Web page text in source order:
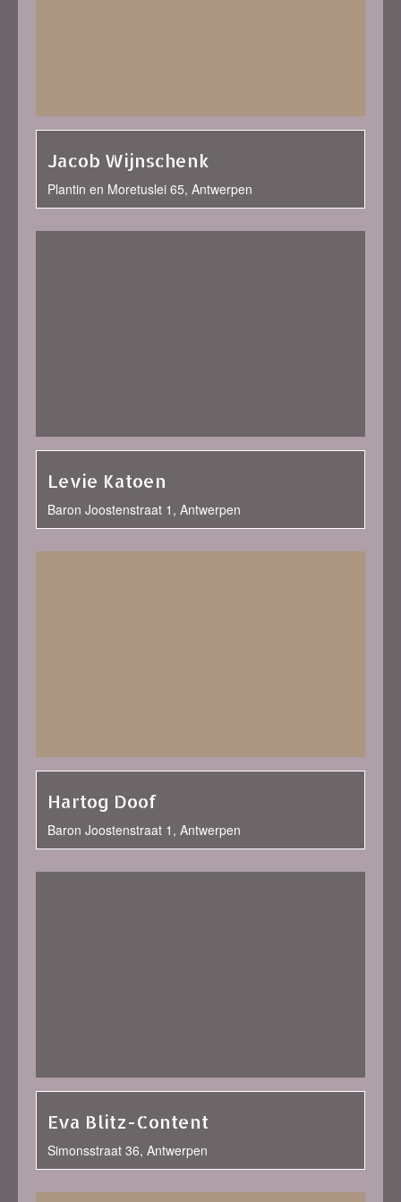
Jacob Wijnschenk
Plantin en Moretuslei 65, Antwerpen
Levie Katoen
Baron Joostenstraat 1, Antwerpen
Hartog Doof
Baron Joostenstraat 1, Antwerpen
Eva Blitz-Content
Simonsstraat 36, Antwerpen